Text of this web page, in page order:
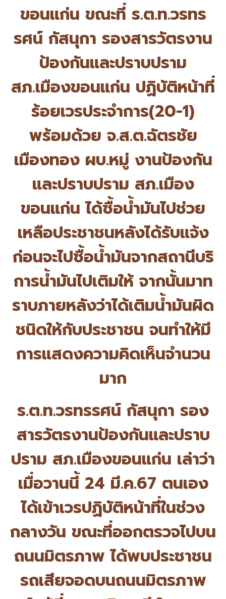
ขอนแก่น ขณะที่ ร.ต.ท.วรทร
รศน์ กัสนุกา รองสารวัตรงาน
ป้องกันและปราบปราม
สภ.เมืองขอนแก่น ปฏิบัติหน้าที่
ร้อยเวรประจำการ(20-1)
พร้อมด้วย จ.ส.ต.ฉัตรชัย
เมืองทอง ผบ.หมู่ งานป้องกัน
และปราบปราม สภ.เมือง
ขอนแก่น ได้ซื้อน้ำมันไปช่วย
เหลือประชาชนหลังได้รับแจ้ง
ก่อนจะไปซื้อน้ำมันจากสถานีบริ
การน้ำมันไปเติมให้ จากนั้นมาท
ราบภายหลังว่าได้เติมน้ำมันผิด
ชนิดให้กับประชาชน จนทำให้มี
การแสดงความคิดเห็นจำนวน
มาก
ร.ต.ท.วรทรรศน์ กัสนุกา รอง
สารวัตรงานป้องกันและปราบ
ปราม สภ.เมืองขอนแก่น เล่าว่า
เมื่อวานนี้ 24 มี.ค.67 ตนเอง
ได้เข้าเวรปฏิบัติหน้าที่ในช่วง
กลางวัน ขณะที่ออกตรวจไปบน
ถนนมิตรภาพ ได้พบประชาชน
รถเสียจอดบนถนนมิตรภาพ